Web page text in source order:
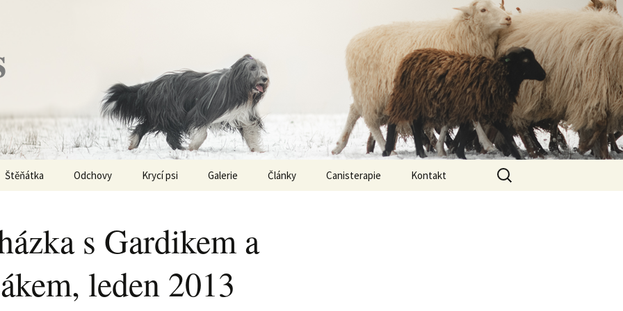
Štěňátka Odchovy
Vrh „O“
Vrh „M“
Krycí psi
Nivellen
Kaer Morhen
Galerie
Výstavy
Ostatní
Články Canisterapie Kontakt
Vyhledávání
s Gardikem a
leden 2013